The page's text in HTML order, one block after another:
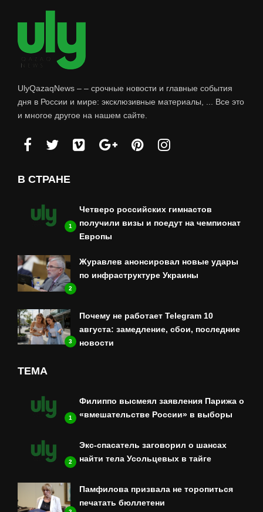
UlyQazaqNews – – срочные новости и главные события
дня в России и мире: эксклюзивные материалы, ... Все это
и многое другое на нашем сайте.
В СТРАНЕ
1
Четверо российских гимнастов
получили визы и поедут на чемпионат
Европы
2
Журавлев анонсировал новые удары
по инфраструктуре Украины
3
Почему не работает Telegram 10
августа: замедление, сбои, последние
новости
ТЕМА
1
Филиппо высмеял заявления Парижа о
«вмешательстве России» в выборы
2
Экс-спасатель заговорил о шансах
найти тела Усольцевых в тайге
Памфилова призвала не торопиться
печатать бюллетени